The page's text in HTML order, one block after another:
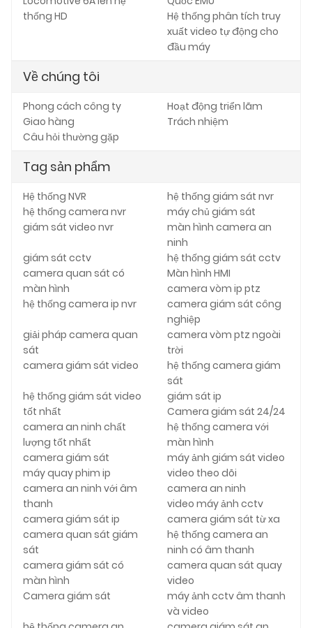
thống HD
Hệ thống phân tích truy
xuất video tự động cho
đầu máy
Về chúng tôi
Phong cách công ty
Hoạt động triển lãm
Giao hàng
Trách nhiệm
Câu hỏi thường gặp
Tag sản phẩm
Hệ thống NVR
hệ thống giám sát nvr
hệ thống camera nvr
máy chủ giám sát
giám sát video nvr
màn hình camera an
ninh
giám sát cctv
hệ thống giám sát cctv
camera quan sát có
màn hình
Màn hình HMI
camera vòm ip ptz
hệ thống camera ip nvr
camera giám sát công
nghiệp
giải pháp camera quan
sát
camera vòm ptz ngoài
trời
camera giám sát video
hệ thống camera giám
sát
hệ thống giám sát video
tốt nhất
giám sát ip
Camera giám sát 24/24
camera an ninh chất
lượng tốt nhất
hệ thống camera với
màn hình
camera giám sát
máy ảnh giám sát video
máy quay phim ip
video theo dõi
camera an ninh với âm
thanh
camera an ninh
video máy ảnh cctv
camera giám sát ip
camera giám sát từ xa
camera quan sát giám
sát
hệ thống camera an
ninh có âm thanh
camera giám sát có
màn hình
camera quan sát quay
video
Camera giám sát
máy ảnh cctv âm thanh
và video